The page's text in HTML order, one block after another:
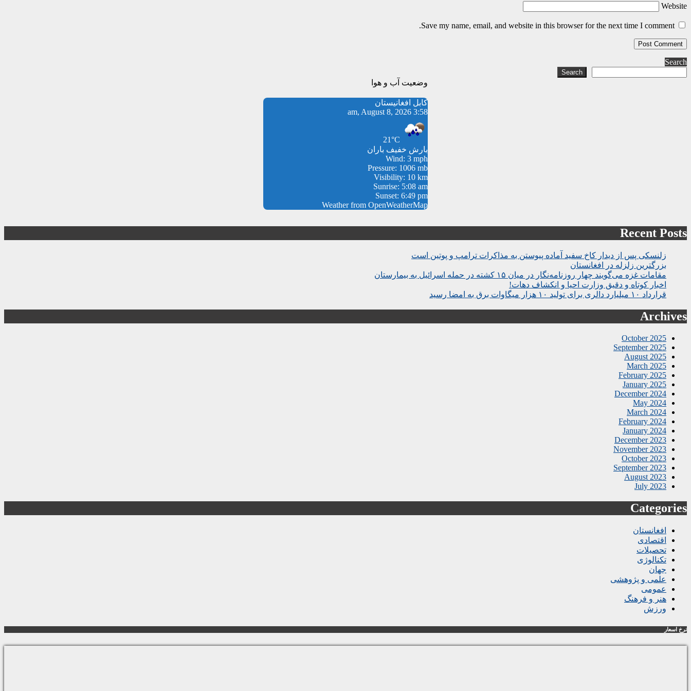
Website
Save my name, email, and website in this browser for the next time I comment.
Search
Search
وضعیت آب و هوا
کابل افغانیستان
3:58 am, August 8, 2026
21°C
بارش خفیف باران
Wind: 3 mph
Pressure: 1006 mb
Visibility: 10 km
Sunrise: 5:08 am
Sunset: 6:49 pm
Weather from OpenWeatherMap
Recent Posts
زلنسکی پس از دیدار کاخ سفید آماده پیوستن به مذاکرات ترامپ و پوتین است
بزرگترین زلزله در افغانستان
مقامات غزه می‌گویند چهار روزنامه‌نگار در میان ۱۵ کشته در حمله اسرائیل به بیمارستان
اخبار کوتاه و دقیق وزارت احیا و انکشاف دهات!
قرارداد ۱۰ میلیارد دالری برای تولید ۱۰ هزار میگاوات برق به امضا رسید
Archives
October 2025
September 2025
August 2025
March 2025
February 2025
January 2025
December 2024
May 2024
March 2024
February 2024
January 2024
December 2023
November 2023
October 2023
September 2023
August 2023
July 2023
Categories
افغانستان
اقتصادی
تحصیلات
تکنالوژی
جهان
علمی و پژوهشی
عمومی
هنر و فرهنگ
ورزش
نرخ اسعار